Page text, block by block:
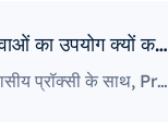
आपको प्रॉक्सी के लिए ProxyLite सेवाओं का उपयोग क्यों करना चाहिए?
दुनिया भर में 86M+ से ज़्यादा स्रोत वाले आवासीय प्रॉक्सी के साथ, ProxyLite असली प्रॉक्सी सर्वर के लिए सबसे बढ़िया विकल्प है।